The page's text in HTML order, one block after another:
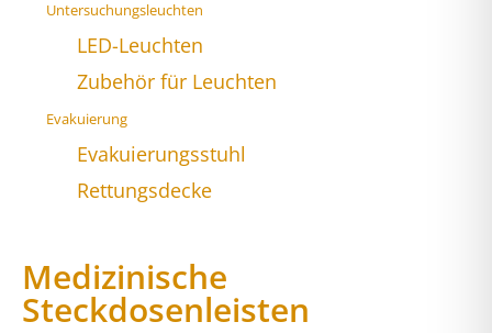
Untersuchungsleuchten
LED-Leuchten
Zubehör für Leuchten
Evakuierung
Evakuierungsstuhl
Rettungsdecke
Medizinische
Steckdosenleisten